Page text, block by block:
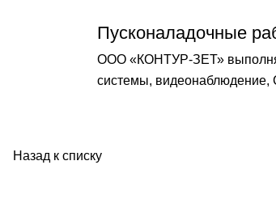
Пусконаладочные
ООО «КОНТУР-ЗЕТ»
системы, видеонаблюдение,
Назад к списку